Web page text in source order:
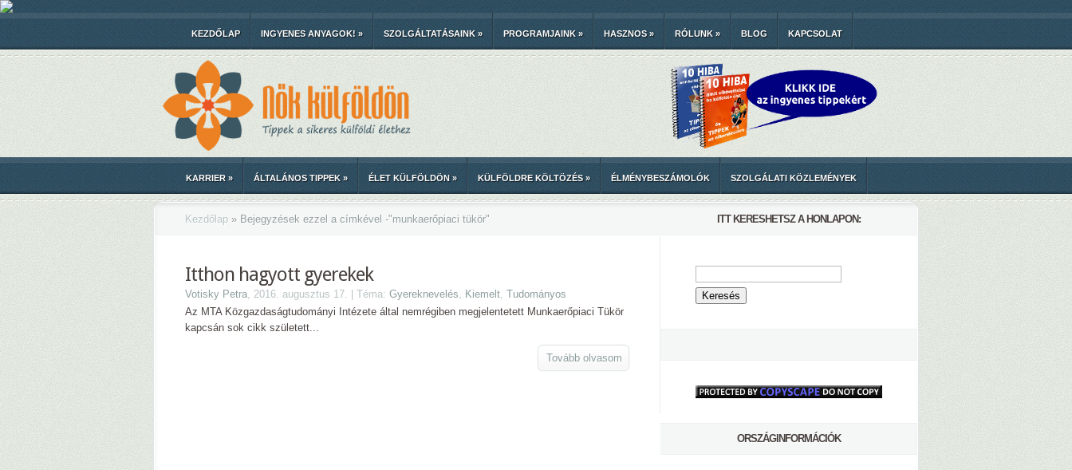
KEZDŐLAP INGYENES ANYAGOK! » SZOLGÁLTATÁSAINK » PROGRAMJAINK » HASZNOS» RÓLUNK » BLOG KAPCSOLAT
KARRIER» ÁLTALÁNOS TIPPEK » ÉLET KÜLFÖLDÖN » KÜLFÖLDRE KÖLTÖZÉS» ÉLMÉNYBESZÁMOLÓK SZOLGÁLATI KÖZLEMÉNYEK
Kezdőlap » Bejegyzések ezzel a címkével -"munkaerőpiaci tükör"
Itthon hagyott gyerekek
Votisky Petra, 2016. augusztus 17. | Téma: Gyereknevelés, Kiemelt, Tudományos
Az MTA Közgazdaságtudományi Intézete által nemrégiben megjelentetett Munkaerőpiaci Tükör
kapcsán sok cikk született...
Tovább olvasom
ITT KERESHETSZ A HONLAPON:
ORSZÁGINFORMÁCIÓK